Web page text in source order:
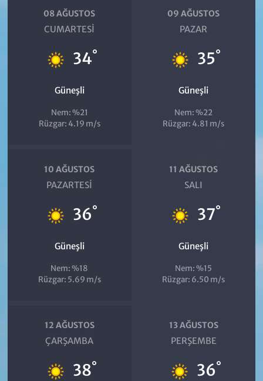
08 AĞUSTOS
CUMARTESI
34°
Güneşli
Nem: %21
Rüzgar: 4.19 m/s
09 AĞUSTOS
PAZAR
35°
Güneşli
Nem: %22
Rüzgar: 4.81 m/s
10 AĞUSTOS
PAZARTESI
36°
Güneşli
Nem: %18
Rüzgar: 5.69 m/s
11 AĞUSTOS
SALI
37°
Güneşli
Nem: %15
Rüzgar: 6.50 m/s
12 AĞUSTOS
ÇARŞAMBA
38°
13 AĞUSTOS
PERŞEMBE
36°